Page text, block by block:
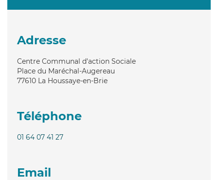
Adresse
Centre Communal d'action Sociale
Place du Maréchal-Augereau
77610 La Houssaye-en-Brie
Téléphone
01 64 07 41 27
Email